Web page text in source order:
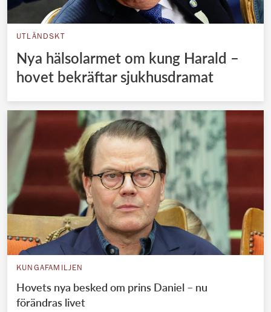
UTLÄNDSKT
Nya hälsolarmet om kung Harald –
hovet bekräftar sjukhusdramat
KUNGAFAMILJEN
Hovets nya besked om prins Daniel – nu
förändras livet